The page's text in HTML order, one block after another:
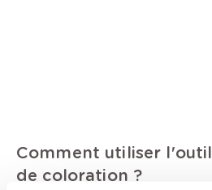
Comment utiliser l'outil
de coloration ?